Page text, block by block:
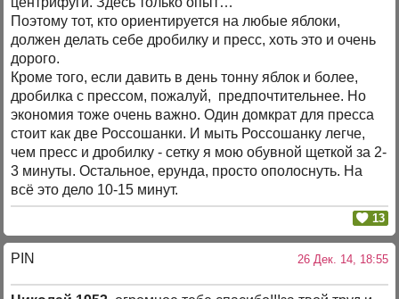
Поэтому тот, кто ориентируется на любые яблоки,
должен делать себе дробилку и пресс, хоть это и очень
дорого.
Кроме того, если давить в день тонну яблок и более,
дробилка с прессом, пожалуй, предпочтительнее. Но
экономия тоже очень важно. Один домкрат для пресса
стоит как две Россошанки. И мыть Россошанку легче,
чем пресс и дробилку - сетку я мою обувной щеткой за 2-
3 минуты. Остальное, ерунда, просто ополоснуть. На
всё это дело 10-15 минут.
13
PIN 26 Дек. 14, 18:55